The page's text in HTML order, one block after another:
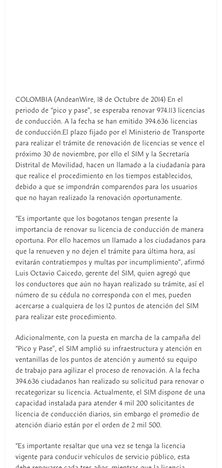
COLOMBIA (AndeanWire, 18 de Octubre de 2014) En el
periodo de “pico y pase”, se esperaba renovar 974.113 licencias
de conducción. A la fecha se han emitido 394.636 licencias
de conducción.El plazo fijado por el Ministerio de Transporte
para realizar el trámite de renovación de licencias se vence el
próximo 30 de noviembre, por ello el SIM y la Secretaría
Distrital de Movilidad, hacen un llamado a la ciudadanía para
que realice el procedimiento en los tiempos establecidos,
debido a que se impondrán comparendos para los usuarios
que no hayan realizado la renovación oportunamente.
“Es importante que los bogotanos tengan presente la
importancia de renovar su licencia de conducción de manera
oportuna. Por ello hacemos un llamado a los ciudadanos para
que la renueven y no dejen el trámite para última hora, así
evitarán contratiempos y multas por incumplimiento”, afirmó
Luis Octavio Caicedo, gerente del SIM, quien agregó que
los conductores que aún no hayan realizado su trámite, así el
número de su cédula no corresponda con el mes, pueden
acercarse a cualquiera de los 12 puntos de atención del SIM
para realizar este procedimiento.
Adicionalmente, con la puesta en marcha de la campaña del
“Pico y Pase”, el SIM amplió su infraestructura y atención en
ventanillas de los puntos de atención y aumentó su equipo
de trabajo para agilizar el proceso de renovación. A la fecha
394.636 ciudadanos han realizado su solicitud para renovar o
recategorizar su licencia. Actualmente, el SIM dispone de una
capacidad instalada para atender 4 mil 200 solicitantes de
licencia de conducción diarios, sin embargo el promedio de
atención diario están por el orden de 2 mil 500.
“Es importante resaltar que una vez se tenga la licencia
vigente para conducir vehículos de servicio público, esta